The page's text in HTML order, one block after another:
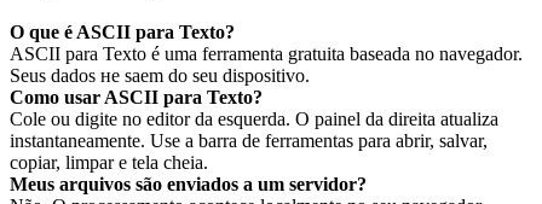
O que é ASCII para Texto?
ASCII para Texto é uma ferramenta gratuita baseada no navegador.
Seus dados не saem do seu dispositivo.
Como usar ASCII para Texto?
Cole ou digite no editor da esquerda. O painel da direita atualiza
instantaneamente. Use a barra de ferramentas para abrir, salvar,
copiar, limpar e tela cheia.
Meus arquivos são enviados a um servidor?